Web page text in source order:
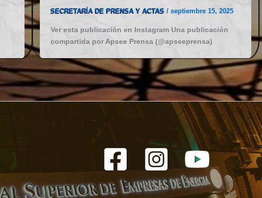
SECRETARÍA DE PRENSA Y ACTAS / septiembre 15, 2025
Ver esta publicación en Instagram Una publicación
compartida por Apsee Prensa (@apseeprensa)